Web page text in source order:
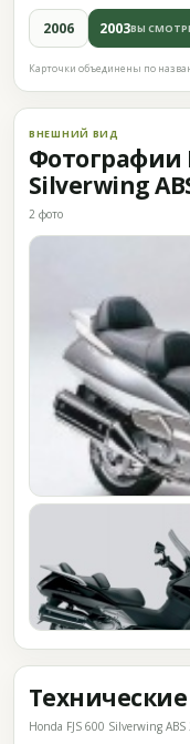
2006 2003ВЫ
Карточки объединены по
ВНЕШНИЙ ВИД
Фотографии
Silverwing
2 фото
Honda FJS 600 Silverwing ABS